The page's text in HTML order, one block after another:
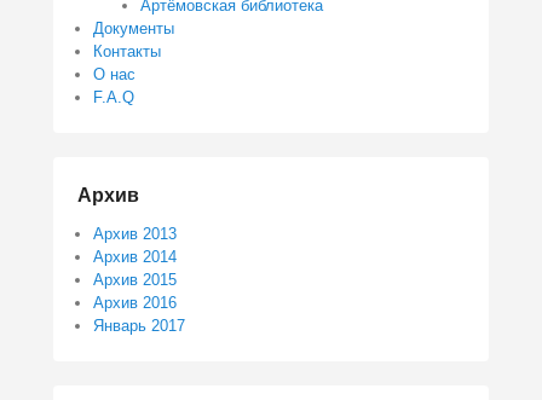
Артёмовская библиотека
Документы
Контакты
О нас
F.A.Q
Архив
Архив 2013
Архив 2014
Архив 2015
Архив 2016
Январь 2017